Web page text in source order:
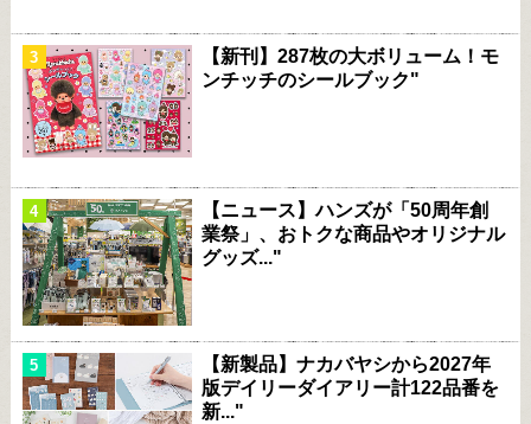
【新刊】287枚の大ボリューム！モ
ンチッチのシールブック"
【ニュース】ハンズが「50周年創
業祭」、おトクな商品やオリジナル
グッズ..."
【新製品】ナカバヤシから2027年
版デイリーダイアリー計122品番を
新..."